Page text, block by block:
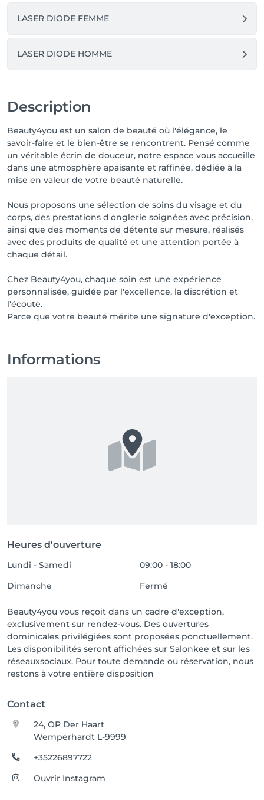
LASER DIODE FEMME
LASER DIODE HOMME
Description
Beauty4you est un salon de beauté où l'élégance, le
savoir-faire et le bien-être se rencontrent. Pensé comme
un véritable écrin de douceur, notre espace vous accueille
dans une atmosphère apaisante et raffinée, dédiée à la
mise en valeur de votre beauté naturelle.
Nous proposons une sélection de soins du visage et du
corps, des prestations d'onglerie soignées avec précision,
ainsi que des moments de détente sur mesure, réalisés
avec des produits de qualité et une attention portée à
chaque détail.
Chez Beauty4you, chaque soin est une expérience
personnalisée, guidée par l'excellence, la discrétion et
l'écoute.
Parce que votre beauté mérite une signature d'exception.
Informations
Heures d'ouverture
Lundi - Samedi
09:00 - 18:00
Dimanche
Fermé
Beauty4you vous reçoit dans un cadre d'exception,
exclusivement sur rendez-vous. Des ouvertures
dominicales privilégiées sont proposées ponctuellement.
Les disponibilités seront affichées sur Salonkee et sur les
réseauxsociaux. Pour toute demande ou réservation, nous
restons à votre entière disposition
Contact
24, OP Der Haart
Wemperhardt L-9999
+35226897722
Ouvrir Instagram